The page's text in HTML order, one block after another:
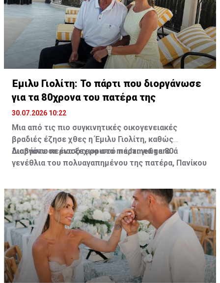
Έμιλυ Γιολίτη: Το πάρτι που διοργάνωσε
για τα 80χρονα του πατέρα της
30.07.2026 10:22
Μια από τις πιο συγκινητικές οικογενειακές
βραδιές έζησε χθες η Έμιλυ Γιολίτη, καθώς
διοργάνωσε ένα ξεχωριστό πάρτι για τα 80ά
γενέθλια του πολυαγαπημένου της πατέρα, Πανίκου
Τσουρούλλη, στη Λεμεσό.
Διαβάστε περισσότερα στο madamefigaro